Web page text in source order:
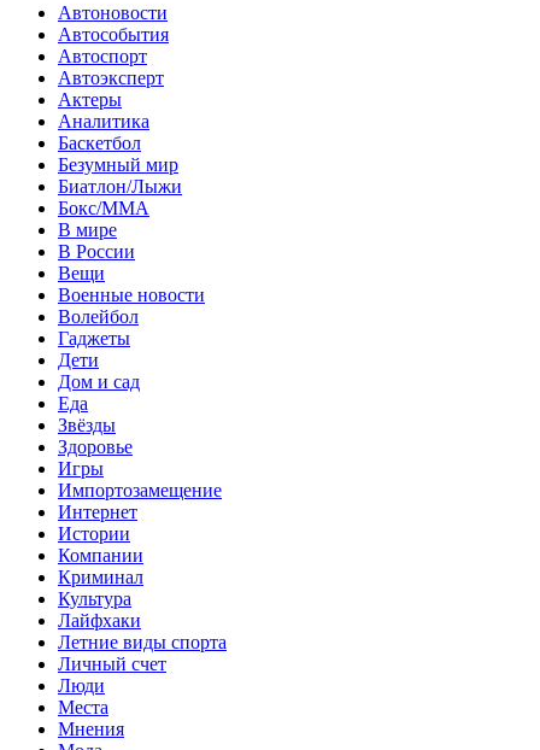
Автоновости
Автособытия
Автоспорт
Автоэксперт
Актеры
Аналитика
Баскетбол
Безумный мир
Биатлон/Лыжи
Бокс/MMA
В мире
В России
Вещи
Военные новости
Волейбол
Гаджеты
Дети
Дом и сад
Еда
Звёзды
Здоровье
Игры
Импортозамещение
Интернет
Истории
Компании
Криминал
Культура
Лайфхаки
Летние виды спорта
Личный счет
Люди
Места
Мнения